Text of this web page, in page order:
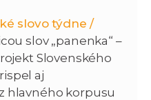
slovo týdne /
slov „panenka“ –
Slovenského
aj
hlavného korpusu